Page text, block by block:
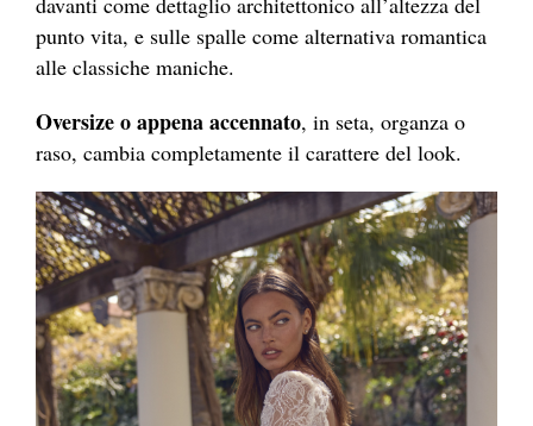
punto vita, e sulle spalle come alternativa romantica
alle classiche maniche.
Oversize o appena accennato, in seta, organza o
raso, cambia completamente il carattere del look.